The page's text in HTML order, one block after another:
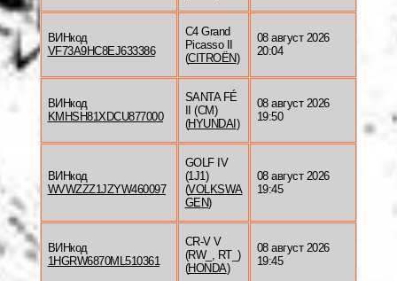
ВИНкод
VF73A9HC8EJ633386
C4 Grand
Picasso II
(CITROËN)
08 август 2026
20:04
ВИНкод
KMHSH81XDCU877000
SANTA FÉ
II (CM)
(HYUNDAI )
08 август 2026
19:50
ВИНкод
WVWZZZ1JZYW460097
GOLF IV
(1J1)
(VOLKSWA
GEN)
08 август 2026
19:45
ВИНкод
1HGRW6870ML510361
CR-V V
(RW_, RT_)
(HONDA)
08 август 2026
19:45